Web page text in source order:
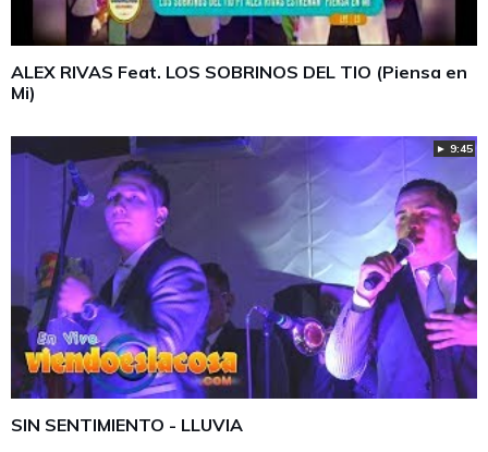
ALEX RIVAS Feat. LOS SOBRINOS DEL TIO (Piensa en
Mi)
► 9:45
SIN SENTIMIENTO - LLUVIA